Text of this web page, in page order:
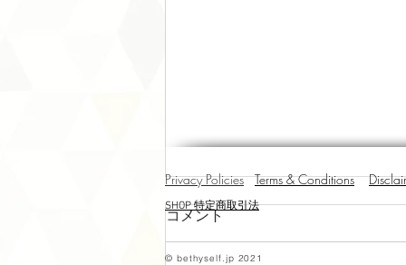
コメント
Privacy Policies Terms & Conditions
SHOP 特定商取引法
© bethyself.jp 2021